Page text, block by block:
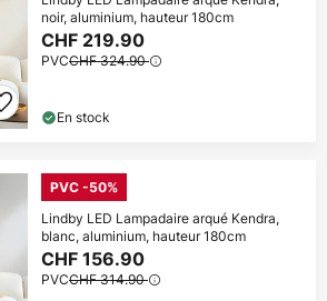
noir, aluminium, hauteur 180cm
CHF 219.90
PVCCHF 324.90
En stock
PVC -50%
Lindby LED Lampadaire arqué Kendra,
blanc, aluminium, hauteur 180cm
CHF 156.90
PVCCHF 314.90